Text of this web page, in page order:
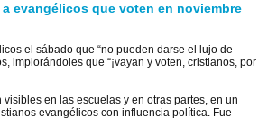
evangélicos que voten en noviembre
el sábado que “no pueden darse el lujo de
implorándoles que “¡vayan y voten, cristianos, por
en las escuelas y en otras partes, en un
evangélicos con influencia política. Fue